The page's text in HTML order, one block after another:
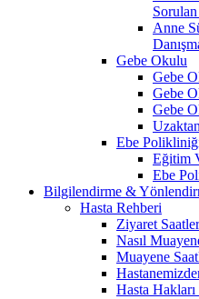
Anne
Gebe Okulu
Gebe
Gebe
Gebe
Ebe
Eğitim
Ebe
Bilgilendirme &
Hasta Rehberi
Ziyaret
Nasıl
Muayene
Hasta